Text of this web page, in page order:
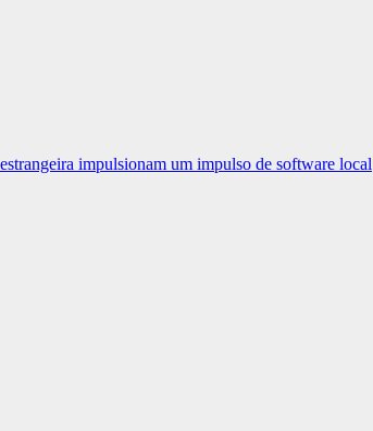
impulsionam um impulso de software local